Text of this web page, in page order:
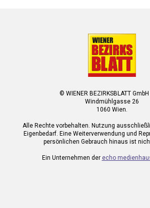
© WIENER BEZIRKSBLATT
Windmühlgasse 26
1060 Wien.
Alle Rechte vorbehalten. Nutzung
Eigenbedarf. Eine Weiterverwendung und
persönlichen Gebrauch hinaus ist
Ein Unternehmen der echo